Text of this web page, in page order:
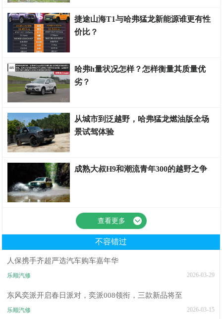
捷途山海T1与哈弗猛龙新能源谁更有性
价比？
哈弗h量状况怎样？怎样衡量其质量优
劣？
从城市到泛越野，哈弗猛龙燃油版全场
景试驾体验
成熟大叔H9和潮流青年300的越野之争
查看更多
不容错过
人保携手齐超严选汽车购车嘉年华
乐顺汽修 2026-03-29
东风奕派开启春日派对，奕派008领衔，三款新品将至
乐顺汽修 2026-03-15